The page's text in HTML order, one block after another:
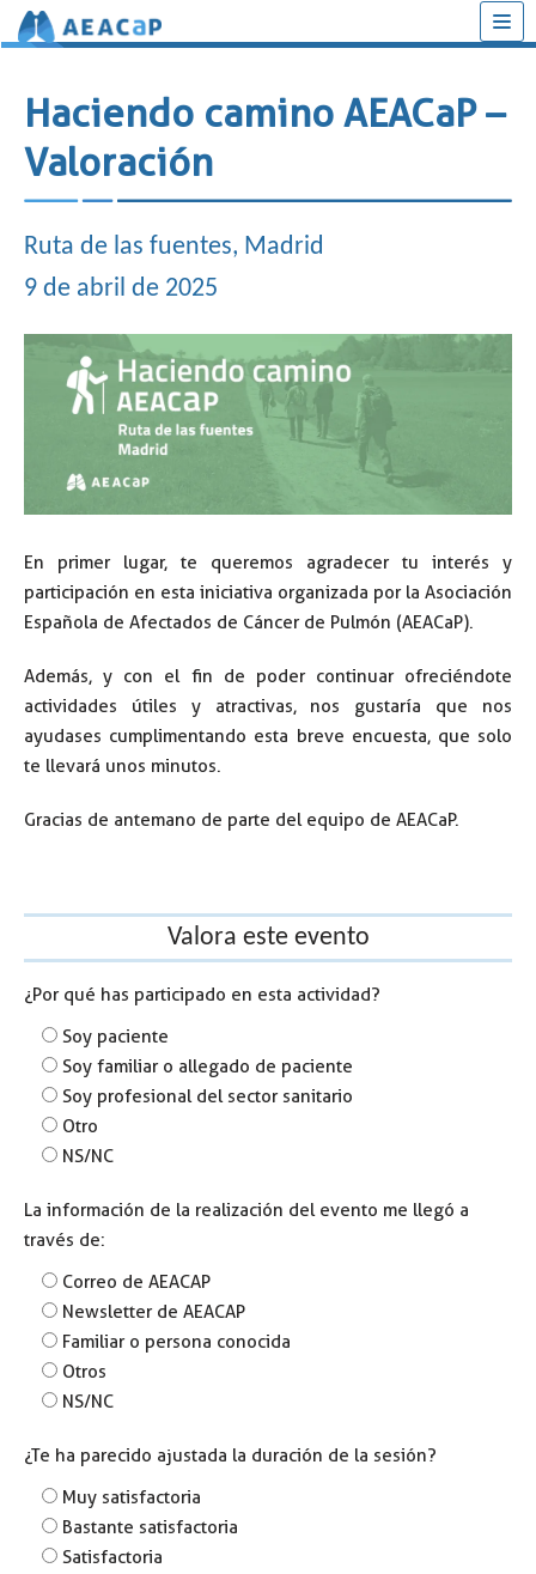
al
contenido
Haciendo camino AEACaP –
Valoración
Ruta de las fuentes, Madrid
9 de abril de 2025
En primer lugar, te queremos agradecer tu interés y
participación en esta iniciativa organizada por la Asociación
Española de Afectados de Cáncer de Pulmón (AEACaP).
Además, y con el fin de poder continuar ofreciéndote
actividades útiles y atractivas, nos gustaría que nos
ayudases cumplimentando esta breve encuesta, que solo
te llevará unos minutos.
Gracias de antemano de parte del equipo de AEACaP.
Valora este evento
¿Por qué has participado en esta actividad?
Soy paciente
Soy familiar o allegado de paciente
Soy profesional del sector sanitario
Otro
NS/NC
La información de la realización del evento me llegó a
través de:
Correo de AEACAP
Newsletter de AEACAP
Familiar o persona conocida
Otros
NS/NC
¿Te ha parecido ajustada la duración de la sesión?
Muy satisfactoria
Bastante satisfactoria
Satisfactoria